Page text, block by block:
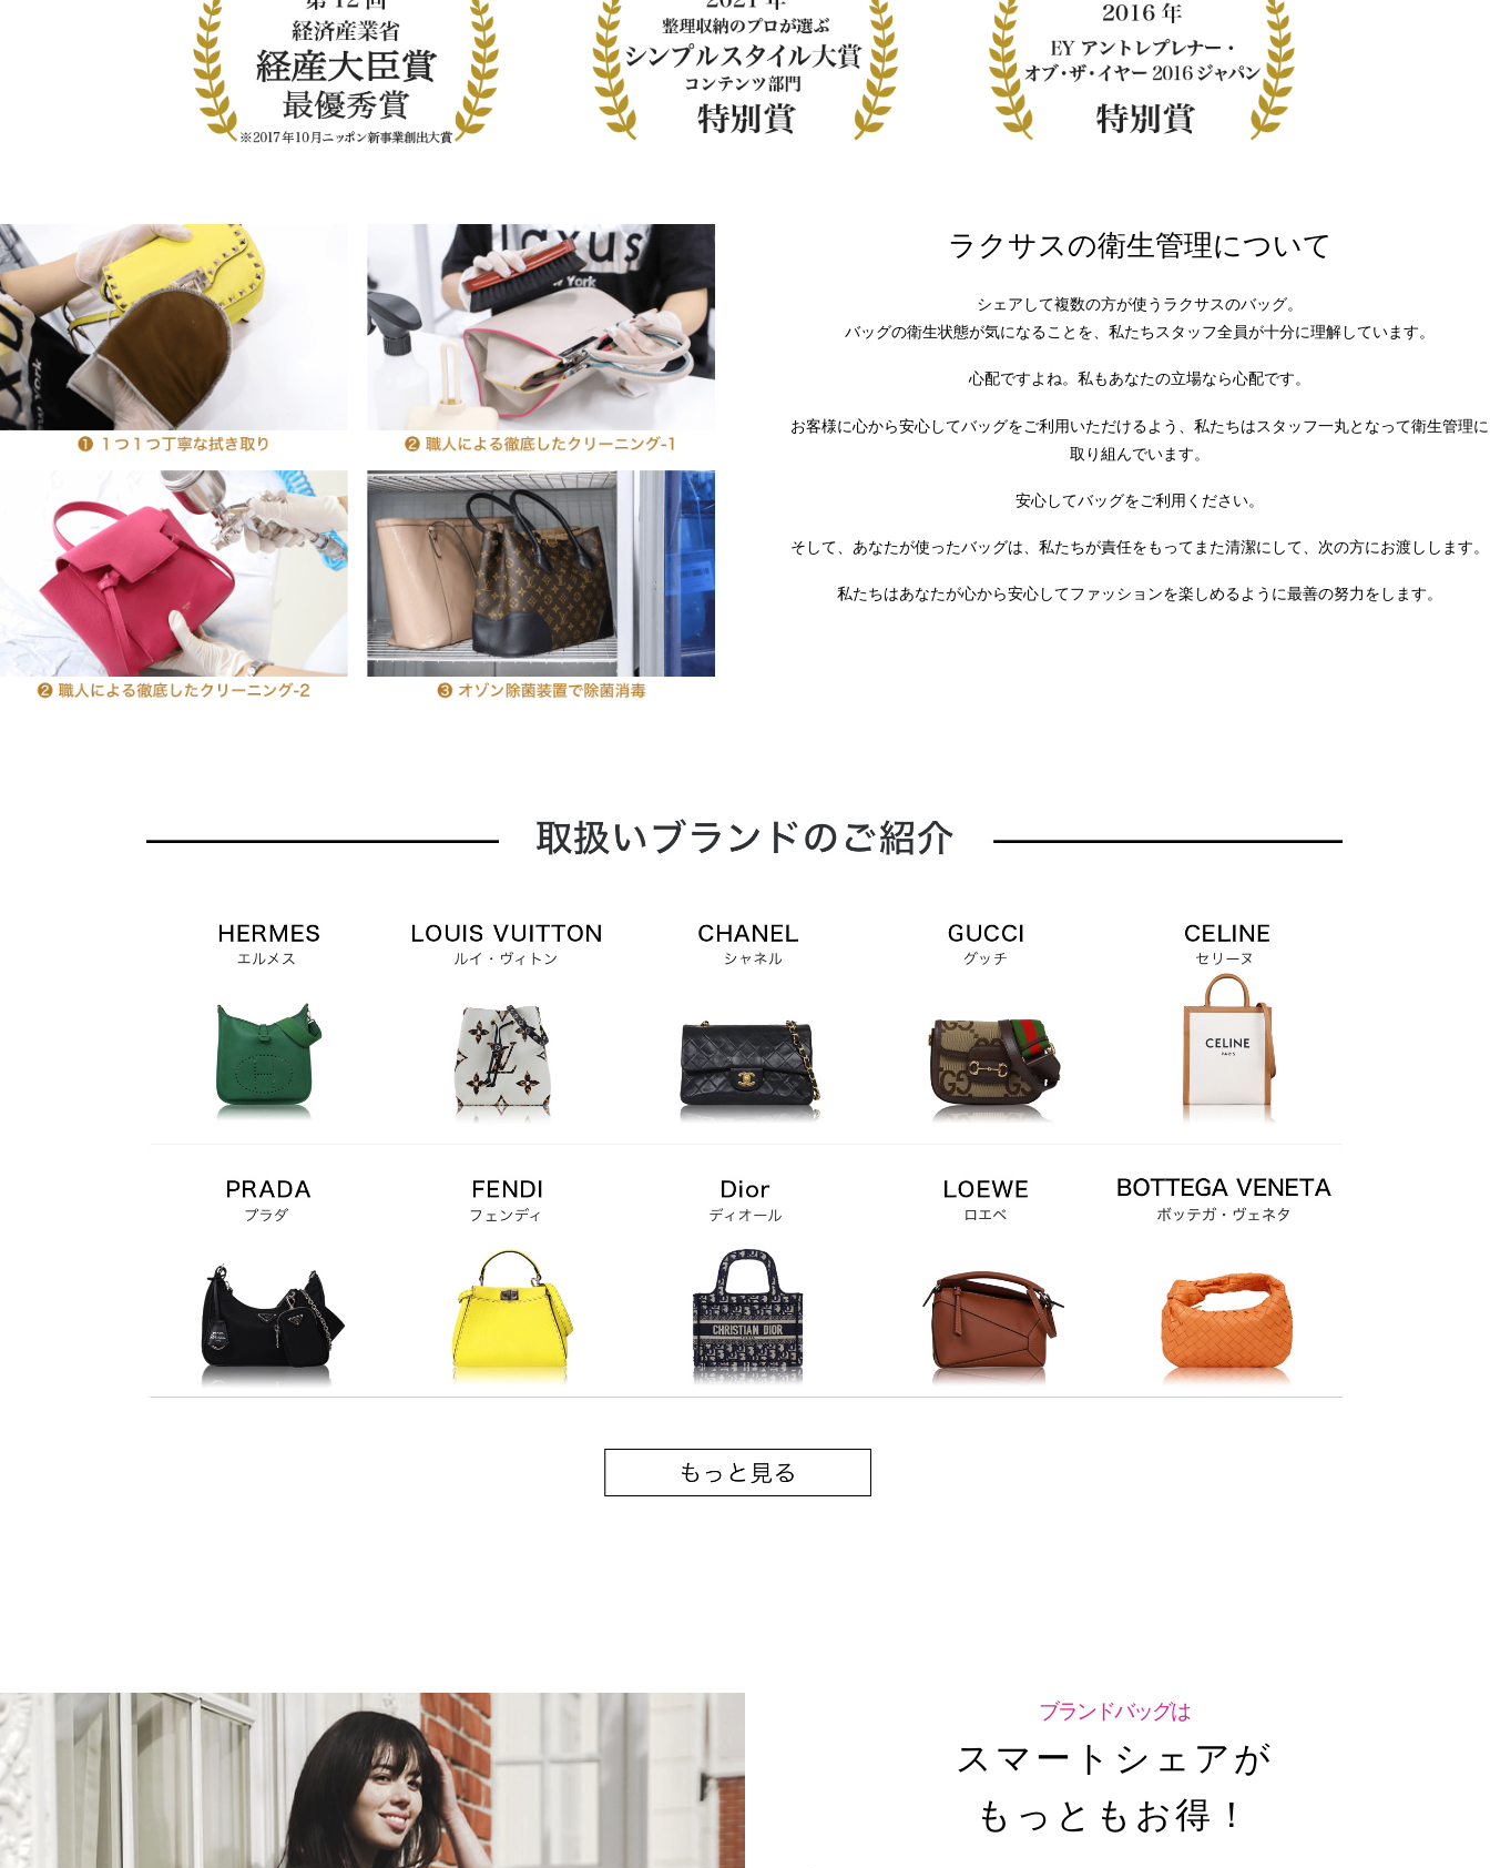
ラクサスの衛生管理について
シェアして複数の方が使うラクサスのバッグ。
バッグの衛生状態が気になることを、私たちスタッフ全員が十分に理解しています。
心配ですよね。私もあなたの立場なら心配です。
お客様に心から安心してバッグをご利用いただけるよう、私たちはスタッフ一丸となって衛生管理に
取り組んでいます。
安心してバッグをご利用ください。
そして、あなたが使ったバッグは、私たちが責任をもってまた清潔にして、次の方にお渡しします。
私たちはあなたが心から安心してファッションを楽しめるように最善の努力をします。
ブランドバッグは
スマートシェアが
もっともお得！